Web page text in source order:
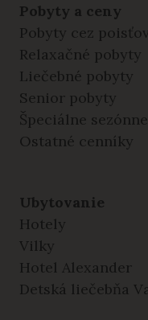
Pobyty a ceny
Pobyty cez
Relaxačné pobyty
Liečebné pobyty
Senior pobyty
Špeciálne
Ostatné cenníky
Ubytovanie
Hotely
Vilky
Hotel Alexander
Detská liečebňa